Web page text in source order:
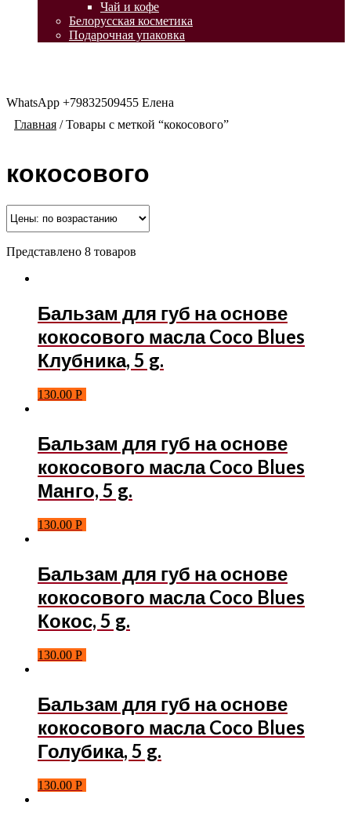
Чай и кофе
Белорусская косметика
Подарочная упаковка
WhatsApp +79832509455 Елена
Главная /Товары с меткой “кокосового”
кокосового
Представлено 8 товаров
Бальзам для губ на основе
кокосового масла Coco Blues
Клубника, 5 g.
130.00 Р
Бальзам для губ на основе
кокосового масла Coco Blues
Манго, 5 g.
130.00 Р
Бальзам для губ на основе
кокосового масла Coco Blues
Кокос, 5 g.
130.00 Р
Бальзам для губ на основе
кокосового масла Coco Blues
Голубика, 5 g.
130.00 Р